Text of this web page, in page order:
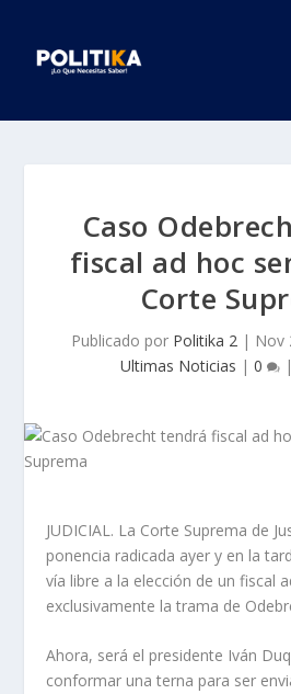
Caso
fiscal ad hoc
Corte
Publicado por Politika 2| Nov
Ultimas Noticias | 0 |
JUDICIAL. La Corte Suprema de
ponencia radicada ayer y en la
vía libre a la elección de un fiscal
exclusivamente la trama de
Ahora, será el presidente Iván
conformar una terna para ser